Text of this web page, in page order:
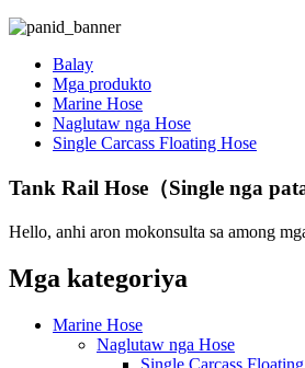
Balay
Mga produkto
Marine Hose
Naglutaw nga Hose
Single Carcass Floating Hose
Tank Rail Hose（Single nga
Hello, anhi aron mokonsulta sa among
Mga kategoriya
Marine Hose
Naglutaw nga Hose